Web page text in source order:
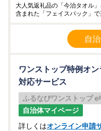
大人気返礼品の「今治タオル
含まれた「フェイスパック」
自
ワンストップ特例オ
対応サービス
ふるなびワンストップ e
自治体マイページ
詳しくはオンライン申請